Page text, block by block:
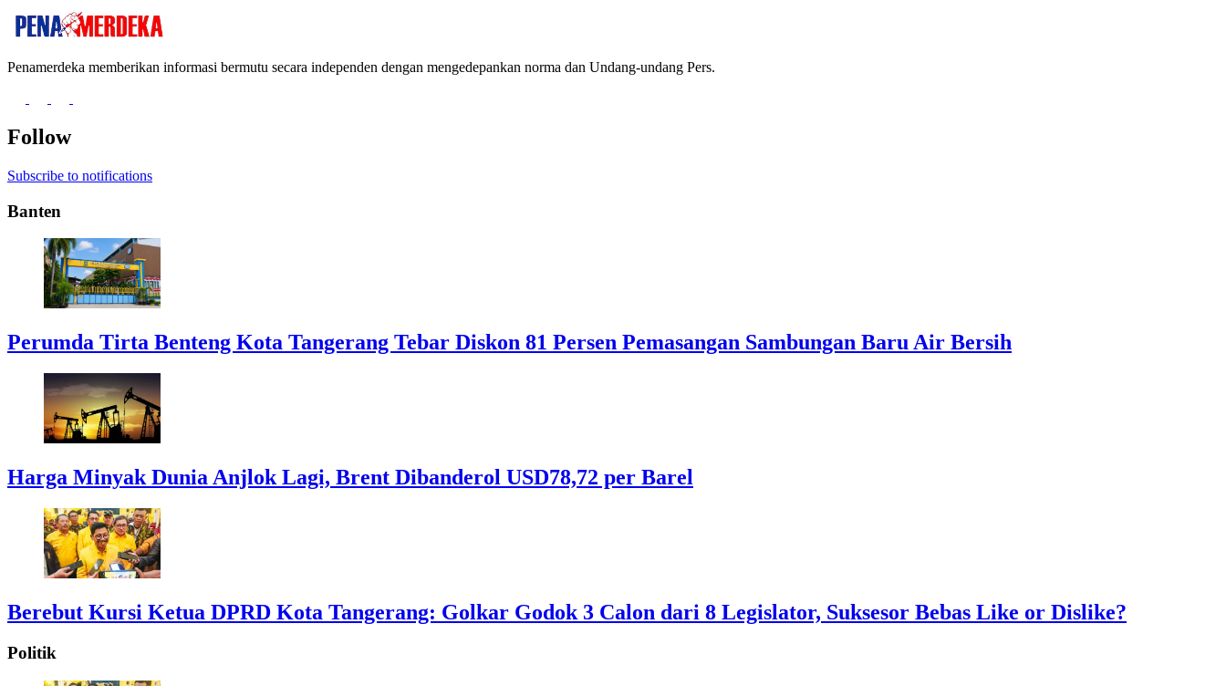
Penamerdeka memberikan informasi bermutu secara independen dengan mengedepankan norma dan Undang-undang Pers.
Follow
Subscribe to notifications
Banten
Perumda Tirta Benteng Kota Tangerang Tebar Diskon 81 Persen Pemasangan Sambungan Baru Air Bersih
Harga Minyak Dunia Anjlok Lagi, Brent Dibanderol USD78,72 per Barel
Berebut Kursi Ketua DPRD Kota Tangerang: Golkar Godok 3 Calon dari 8 Legislator, Suksesor Bebas Like or Dislike?
Politik